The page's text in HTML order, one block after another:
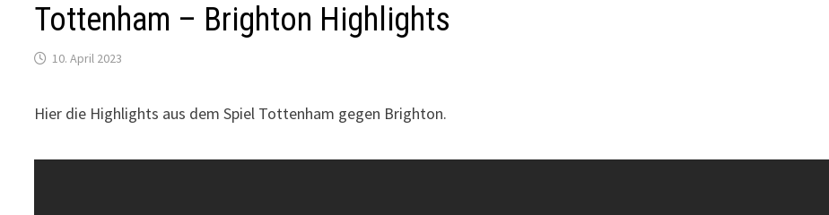
Tottenham – Brighton Highlights
10. April 2023
Hier die Highlights aus dem Spiel Tottenham gegen Brighton.